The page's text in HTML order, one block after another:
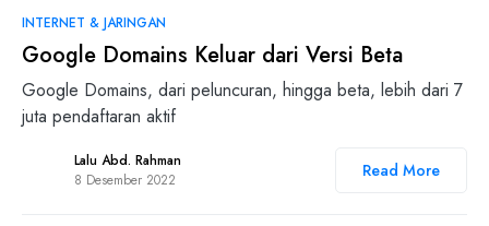
INTERNET & JARINGAN
Google Domains Keluar dari Versi Beta
Google Domains, dari peluncuran, hingga beta, lebih dari 7
juta pendaftaran aktif
Lalu Abd. Rahman
8 Desember 2022
Read More